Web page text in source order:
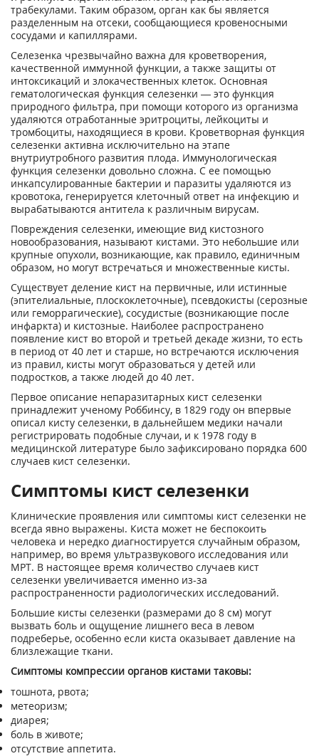
трабекулами. Таким образом, орган как бы является
разделенным на отсеки, сообщающиеся кровеносными
сосудами и капиллярами.
Селезенка чрезвычайно важна для кроветворения,
качественной иммунной функции, а также защиты от
интоксикаций и злокачественных клеток. Основная
гематологическая функция селезенки — это функция
природного фильтра, при помощи которого из организма
удаляются отработанные эритроциты, лейкоциты и
тромбоциты, находящиеся в крови. Кроветворная функция
селезенки активна исключительно на этапе
внутриутробного развития плода. Иммунологическая
функция селезенки довольно сложна. С ее помощью
инкапсулированные бактерии и паразиты удаляются из
кровотока, генерируется клеточный ответ на инфекцию и
вырабатываются антитела к различным вирусам.
Повреждения селезенки, имеющие вид кистозного
новообразования, называют кистами. Это небольшие или
крупные опухоли, возникающие, как правило, единичным
образом, но могут встречаться и множественные кисты.
Существует деление кист на первичные, или истинные
(эпителиальные, плоскоклеточные), псевдокисты (серозные
или геморрагические), сосудистые (возникающие после
инфаркта) и кистозные. Наиболее распространено
появление кист во второй и третьей декаде жизни, то есть
в период от 40 лет и старше, но встречаются исключения
из правил, кисты могут образоваться у детей или
подростков, а также людей до 40 лет.
Первое описание непаразитарных кист селезенки
принадлежит ученому Роббинсу, в 1829 году он впервые
описал кисту селезенки, в дальнейшем медики начали
регистрировать подобные случаи, и к 1978 году в
медицинской литературе было зафиксировано порядка 600
случаев кист селезенки.
Симптомы кист селезенки
Клинические проявления или симптомы кист селезенки не
всегда явно выражены. Киста может не беспокоить
человека и нередко диагностируется случайным образом,
например, во время ультразвукового исследования или
МРТ. В настоящее время количество случаев кист
селезенки увеличивается именно из-за
распространенности радиологических исследований.
Большие кисты селезенки (размерами до 8 см) могут
вызвать боль и ощущение лишнего веса в левом
подреберье, особенно если киста оказывает давление на
близлежащие ткани.
Симптомы компрессии органов кистами таковы:
тошнота, рвота;
метеоризм;
диарея;
боль в животе;
отсутствие аппетита.